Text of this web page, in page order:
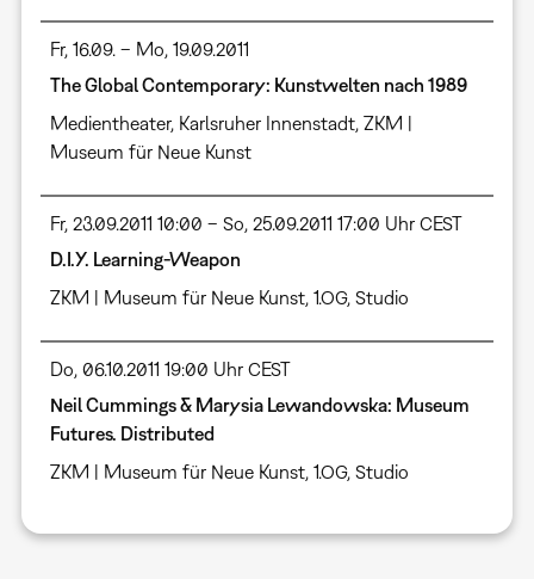
Fr, 16.09. – Mo, 19.09.2011
The Global Contemporary: Kunstwelten nach 1989
Medientheater, Karlsruher Innenstadt, ZKM |
Museum für Neue Kunst
Fr, 23.09.2011 10:00 – So, 25.09.2011 17:00 Uhr CEST
D.I.Y. Learning-Weapon
ZKM | Museum für Neue Kunst, 1.OG, Studio
Do, 06.10.2011 19:00 Uhr CEST
Neil Cummings & Marysia Lewandowska: Museum
Futures. Distributed
ZKM | Museum für Neue Kunst, 1.OG, Studio